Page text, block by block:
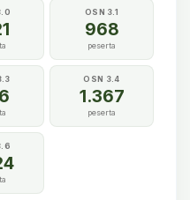
OSN 3.1
968
peserta
OSN 3.4
1.367
peserta